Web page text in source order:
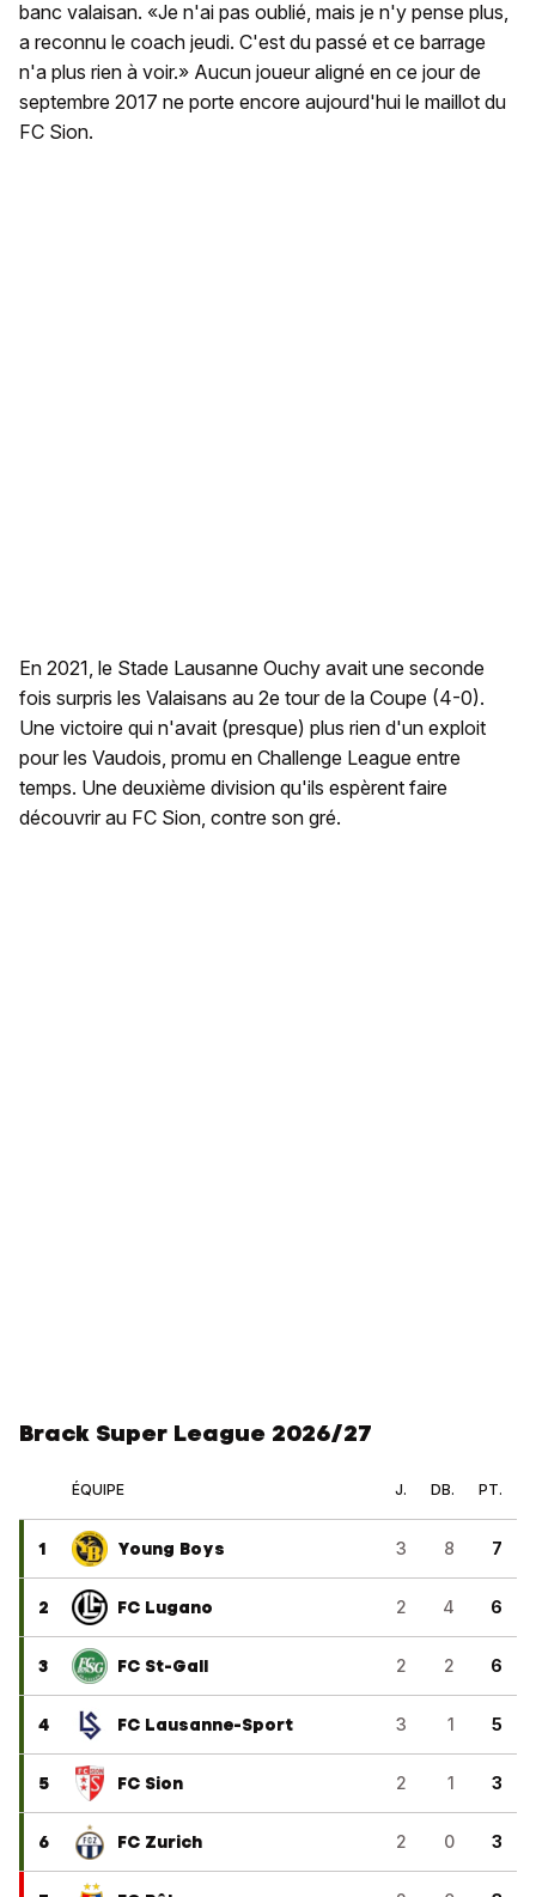
banc valaisan. «Je n'ai pas oublié, mais je n'y pense plus,
a reconnu le coach jeudi. C'est du passé et ce barrage
n'a plus rien à voir.» Aucun joueur aligné en ce jour de
septembre 2017 ne porte encore aujourd'hui le maillot du
FC Sion.
En 2021, le Stade Lausanne Ouchy avait une seconde
fois surpris les Valaisans au 2e tour de la Coupe (4-0).
Une victoire qui n'avait (presque) plus rien d'un exploit
pour les Vaudois, promu en Challenge League entre
temps. Une deuxième division qu'ils espèrent faire
découvrir au FC Sion, contre son gré.
Brack Super League 2026/27
ÉQUIPE J. DB. PT.
1 Young Boys 3 8 7
2 FC Lugano 2 4 6
3 FC St-Gall 2 2 6
4 FC Lausanne-Sport 3 1 5
5 FC Sion 2 1 3
6 FC Zurich 2 0 3